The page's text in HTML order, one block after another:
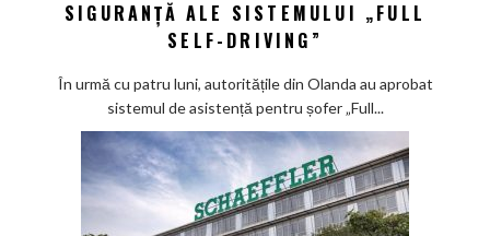
Tesla,
ține
datele
de
siguranță
ale
SIGURANȚĂ ALE SISTEMULUI „FULL
SELF-DRIVING”
În urmă cu patru luni, autoritățile din Olanda au aprobat
sistemul de asistență pentru șofer „Full...